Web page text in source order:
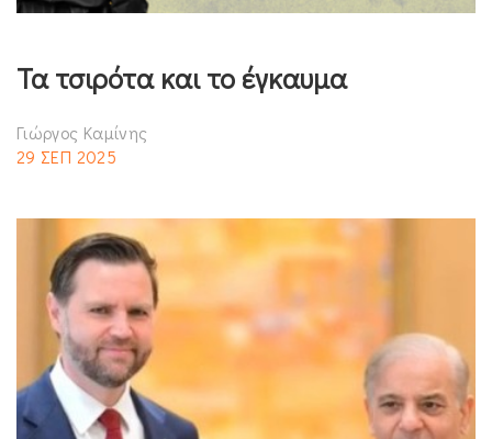
Τα τσιρότα και το έγκαυμα
Γιώργος Καμίνης
29 ΣΕΠ 2025